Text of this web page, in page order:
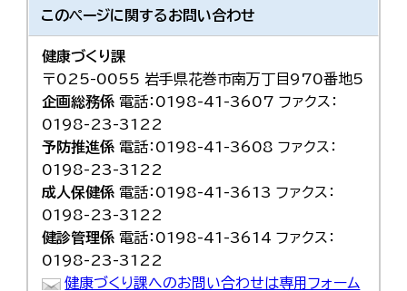
このページに関するお問い合わせ
健康づくり課
〒025-0055 岩手県花巻市南万丁目970番地5
企画総務係電話：0198-41-3607 ファクス：
0198-23-3122
予防推進係 電話：0198-41-3608 ファクス：
0198-23-3122
成人保健係 電話：0198-41-3613 ファクス：
0198-23-3122
健診管理係 電話：0198-41-3614 ファクス：
0198-23-3122
健康づくり課へのお問い合わせは専用フォーム